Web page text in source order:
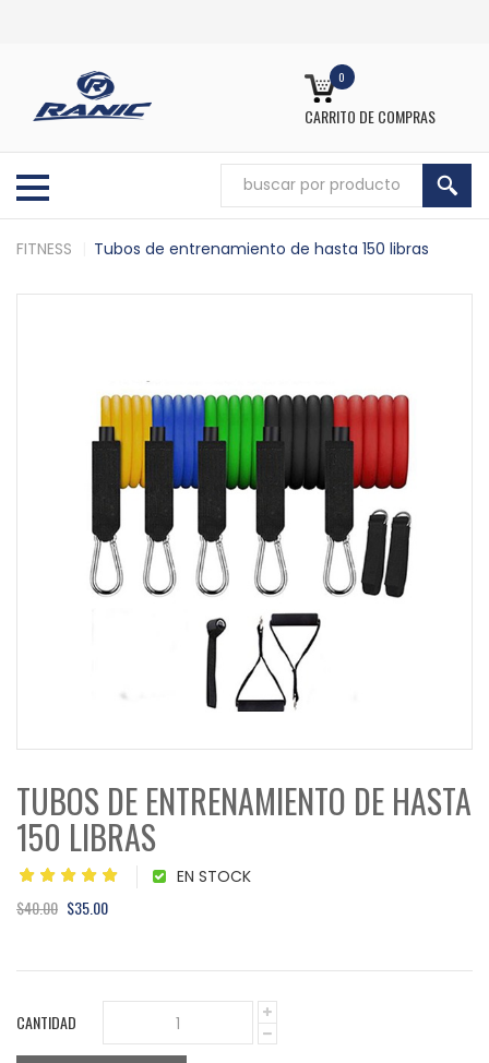
0
CARRITO DE COMPRAS
FITNESS Tubos de entrenamiento de hasta 150 libras
TUBOS DE ENTRENAMIENTO DE HASTA
150 LIBRAS
EN STOCK
$40.00 $35.00
CANTIDAD 1